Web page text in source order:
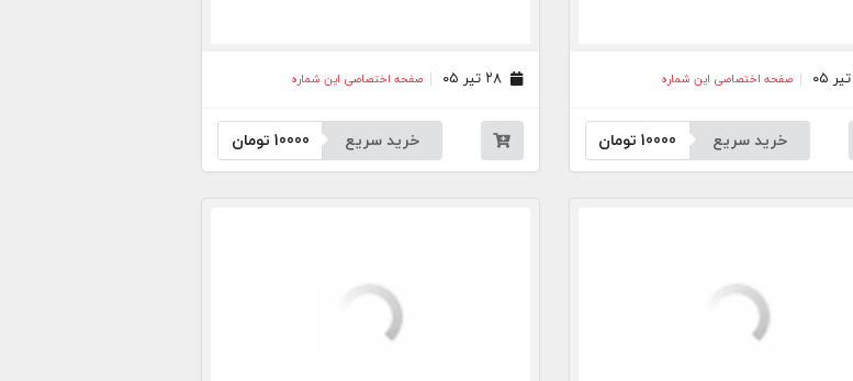
صفحه اختصاصی این شماره
خرید سریع 10000تومان
صفحه اختصاصی این شماره
خرید سریع 10000 تومان